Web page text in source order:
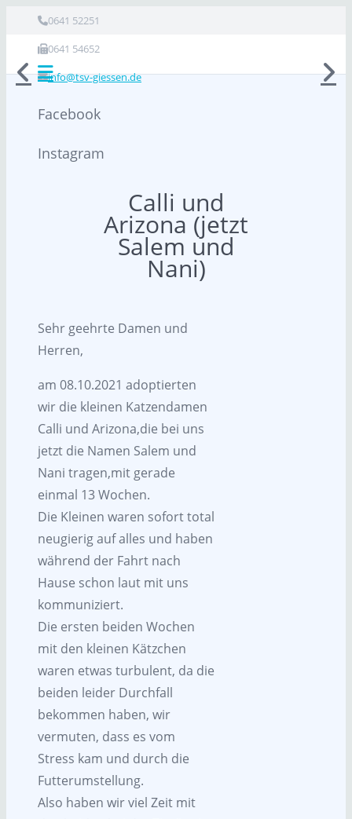
0641 52251
0641 54652
info@tsv-giessen.de
Facebook
Instagram
Calli und
Arizona (jetzt
Salem und
Nani)
Sehr geehrte Damen und
Herren,
am 08.10.2021 adoptierten
wir die kleinen Katzendamen
Calli und Arizona,die bei uns
jetzt die Namen Salem und
Nani tragen,mit gerade
einmal 13 Wochen.
Die Kleinen waren sofort total
neugierig auf alles und haben
während der Fahrt nach
Hause schon laut mit uns
kommuniziert.
Die ersten beiden Wochen
mit den kleinen Kätzchen
waren etwas turbulent, da die
beiden leider Durchfall
bekommen haben, wir
vermuten, dass es vom
Stress kam und durch die
Futterumstellung.
Also haben wir viel Zeit mit